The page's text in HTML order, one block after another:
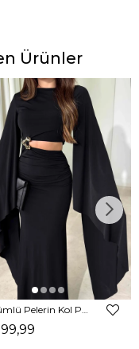
Ürünler